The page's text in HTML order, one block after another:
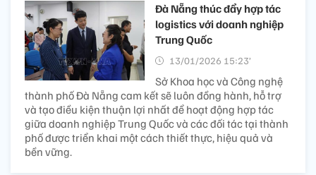
Đà Nẵng thúc đẩy hợp tác
logistics với doanh nghiệp
Trung Quốc
13/01/2026 15:23’
Sở Khoa học và Công nghệ
thành phố Đà Nẵng cam kết sẽ luôn đồng hành, hỗ trợ
và tạo điều kiện thuận lợi nhất để hoạt động hợp tác
giữa doanh nghiệp Trung Quốc và các đối tác tại thành
phố được triển khai một cách thiết thực, hiệu quả và
bền vững.